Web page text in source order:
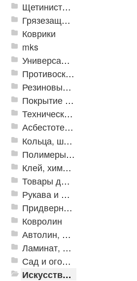
Щетинистые покрытия
Грязезащитные, влаговпитывающие покрытия
Коврики
mks
Универсальные модульные покрытия
Противоскользящая защита для лестниц, профили, ленты
Резиновые и ПВХ дорожки
Покрытие из резиновой крошки
Техническая резина
Асбестотехнические и теплоизоляционные материалы
Кольца, шайбы, манжеты
Полимеры и пластики
Клей, химия, сопутствующие товары
Товары для дома
Рукава и шланги промышленные
Придверные решетки
Ковролин
Автолин, Транслин, Линолеум
Ламинат, Кварцвиниловая плитка SPC
Сад и огород
Искусственная трава